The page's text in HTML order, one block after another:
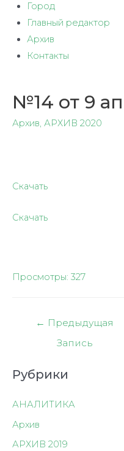
Город
Главный редактор
Архив
Контакты
№14 от 9
Архив, АРХИВ 2020
Скачать
Скачать
Просмотры: 327
Навигация
← Предыдущая
Запись
Рубрики
АНАЛИТИКА
Архив
АРХИВ 2019